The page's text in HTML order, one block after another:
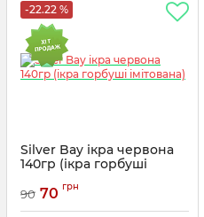
-22.22 %
Silver Bay ікра червона
140гр (ікра горбуші
90 70 грн